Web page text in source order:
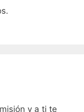
y a ti te